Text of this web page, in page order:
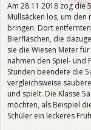
Am 28.11 2018 zog die
Müllsäcken los, um den
bringen. Dort
Bierflaschen, die
sie die Wiesen Meter
nahmen den Spiel- und
Stunden beendete die
vergleichsweise
und spielt. Die Klasse
möchten, als Beispiel
Schüler ein leckeres